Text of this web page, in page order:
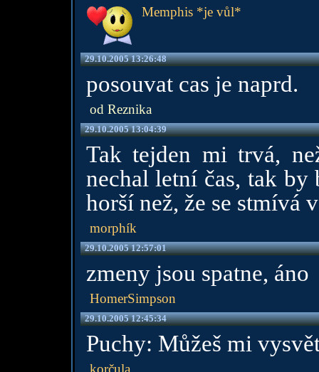
Memphis *je vůl*
29.10.2005 13:26:48
posouvat cas je naprd.
od Reznika
29.10.2005 13:04:39
Tak tejden mi trvá,
nechal letní čas, tak by
horší než, že se stmívá
morphík
29.10.2005 12:57:01
zmeny jsou spatne, áno
HomerSimpson
29.10.2005 12:45:34
Puchy: Můžeš mi
korčula